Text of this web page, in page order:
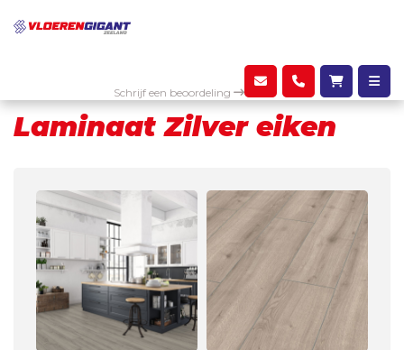
Schrijf een beoordeling
Laminaat Zilver eiken
Laminaat Zilver eiken